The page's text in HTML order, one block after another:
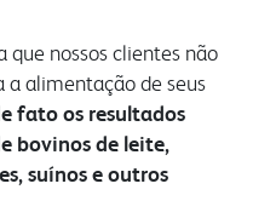
que nossos clientes não
a alimentação de seus
fato os resultados
bovinos de leite,
suínos e outros